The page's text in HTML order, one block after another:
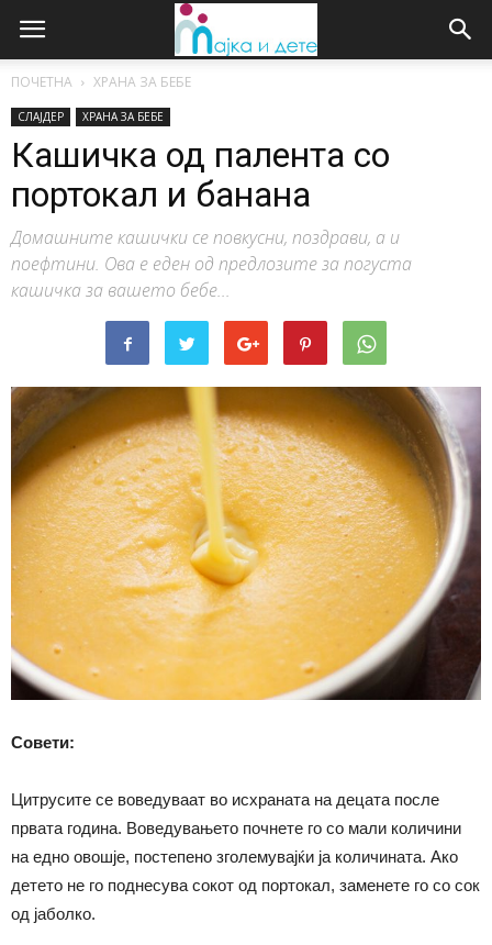
ПОЧЕТНА ХРАНА ЗА БЕБЕ
СЛАЈДЕР ХРАНА ЗА БЕБЕ
Кашичка од палента со
портокал и банана
Домашните кашички се повкусни, поздрави, а и
поефтини. Ова е еден од предлозите за погуста
кашичка за вашето бебе...
Совети:
Цитрусите се воведуваат во исхраната на децата после
првата година. Воведувањето почнете го со мали количини
на едно овошје, постепено зголемувајќи ја количината. Ако
детето не го поднесува сокот од портокал, заменете го со сок
од јаболко.